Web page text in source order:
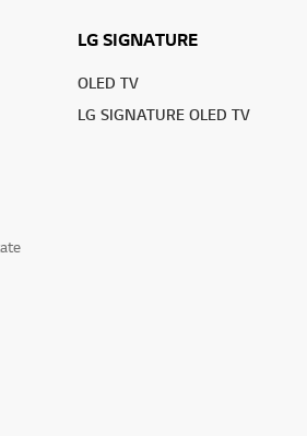
LG SIGNATURE
OLED TV
LG SIGNATURE OLED TV